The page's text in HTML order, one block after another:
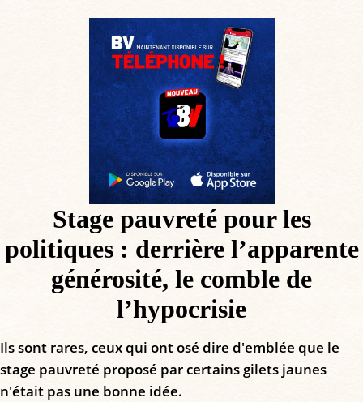
Stage pauvreté pour les
politiques : derrière l’apparente
générosité, le comble de
l’hypocrisie
Ils sont rares, ceux qui ont osé dire d'emblée que le
stage pauvreté proposé par certains gilets jaunes
n'était pas une bonne idée.